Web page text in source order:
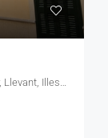
carrer Major, sa Torre, Centre històric, Manacor, Llevant, Illes Balears, 07500, España